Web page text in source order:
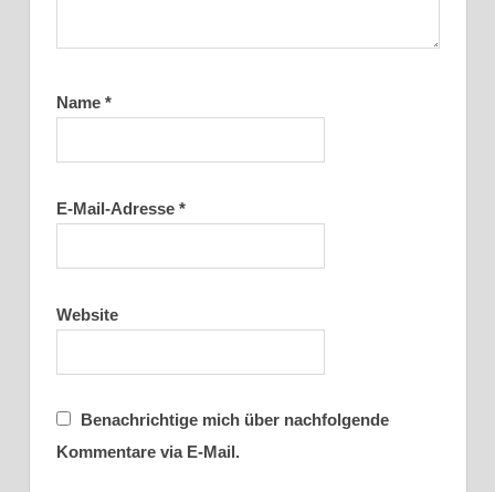
Name *
E-Mail-Adresse *
Website
Benachrichtige mich über nachfolgende
Kommentare via E-Mail.